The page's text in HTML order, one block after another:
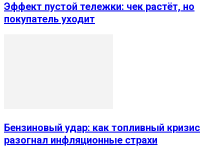
Эффект пустой тележки: чек растёт, но
покупатель уходит
Бензиновый удар: как топливный кризис
разогнал инфляционные страхи